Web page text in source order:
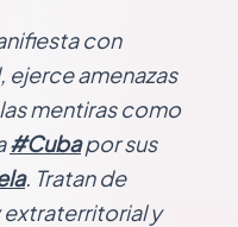
con
ejerce amenazas
mentiras como
#Cubapor sus
. Tratan de
extraterritorial y